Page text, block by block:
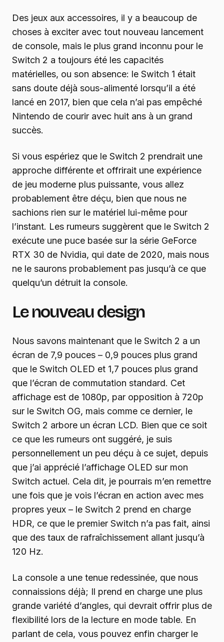
Des jeux aux accessoires, il y a beaucoup de
choses à exciter avec tout nouveau lancement
de console, mais le plus grand inconnu pour le
Switch 2 a toujours été les capacités
matérielles, ou son absence: le Switch 1 était
sans doute déjà sous-alimenté lorsqu’il a été
lancé en 2017, bien que cela n’ai pas empêché
Nintendo de courir avec huit ans à un grand
succès.
Si vous espériez que le Switch 2 prendrait une
approche différente et offrirait une expérience
de jeu moderne plus puissante, vous allez
probablement être déçu, bien que nous ne
sachions rien sur le matériel lui-même pour
l’instant. Les rumeurs suggèrent que le Switch 2
exécute une puce basée sur la série GeForce
RTX 30 de Nvidia, qui date de 2020, mais nous
ne le saurons probablement pas jusqu’à ce que
quelqu’un détruit la console.
Le nouveau design
Nous savons maintenant que le Switch 2 a un
écran de 7,9 pouces – 0,9 pouces plus grand
que le Switch OLED et 1,7 pouces plus grand
que l’écran de commutation standard. Cet
affichage est de 1080p, par opposition à 720p
sur le Switch OG, mais comme ce dernier, le
Switch 2 arbore un écran LCD. Bien que ce soit
ce que les rumeurs ont suggéré, je suis
personnellement un peu déçu à ce sujet, depuis
que j’ai apprécié l’affichage OLED sur mon
Switch actuel. Cela dit, je pourrais m’en remettre
une fois que je vois l’écran en action avec mes
propres yeux – le Switch 2 prend en charge
HDR, ce que le premier Switch n’a pas fait, ainsi
que des taux de rafraîchissement allant jusqu’à
120 Hz.
La console a une tenue redessinée, que nous
connaissions déjà; Il prend en charge une plus
grande variété d’angles, qui devrait offrir plus de
flexibilité lors de la lecture en mode table. En
parlant de cela, vous pouvez enfin charger le